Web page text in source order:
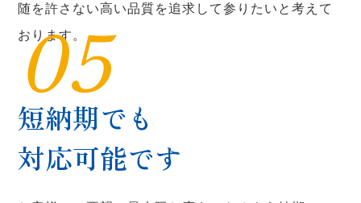
随を許さない高い品質を追求して参りたいと考えて
おります。
05
短納期でも
対応可能です